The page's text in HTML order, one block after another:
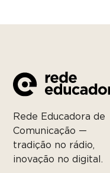
Rede Educadora de
Comunicação —
tradição no rádio,
inovação no digital.